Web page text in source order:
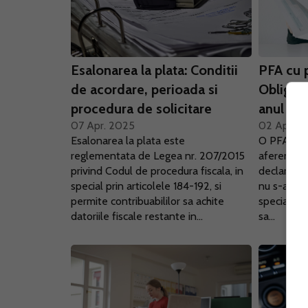
Esalonarea la plata: Conditii
de acordare, perioada si
procedura de solicitare
07 Apr. 2025
Esalonarea la plata este
reglementata de Legea nr. 207/2015
privind Codul de procedura fiscala, in
special prin articolele 184-192, si
permite contribuabililor sa achite
datoriile fiscale restante in...
PFA cu
anul
02 Apr.
O PFA
aferenta
declaratia
nu s-a
sa...